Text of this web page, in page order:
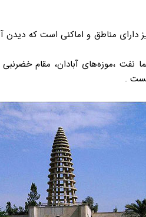
دارای مناطق و اماکنی است که
نفت ،موزه‌های آبادان، مقام
.